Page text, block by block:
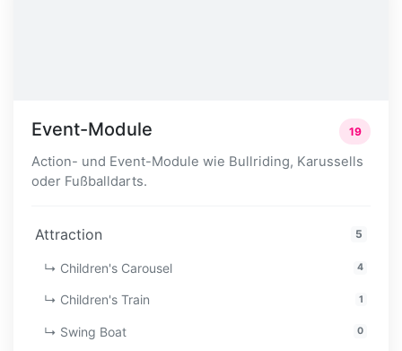
Event-Module 19
Action- und Event-Module wie Bullriding, Karussells
oder Fußballdarts.
Attraction 5
↳ Children's Carousel 4
↳ Children's Train 1
↳ Swing Boat 0